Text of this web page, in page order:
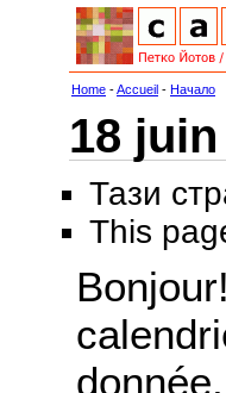
Home -Accueil - Начало
18
Тази
This